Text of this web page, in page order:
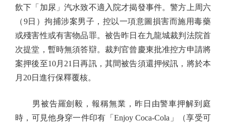
飲下「加尿」汽水致不適入院才揭發事件。警方上周六
（9日）拘捕涉案男子，控以一項意圖損害而施用毒藥
或殘害性或有害物品罪。被告昨日在九龍城裁判法院首
次提堂，暫時無須答辯。裁判官曾慶東批准控方申請將
案押後至10月21日再訊，其間被告須還押候訊，將於本
月20日進行保釋覆核。
男被告羅劍毅，報稱無業，昨日由警車押解到庭
時，可見他身穿一件印有「Enjoy Coca-Cola」（享受可